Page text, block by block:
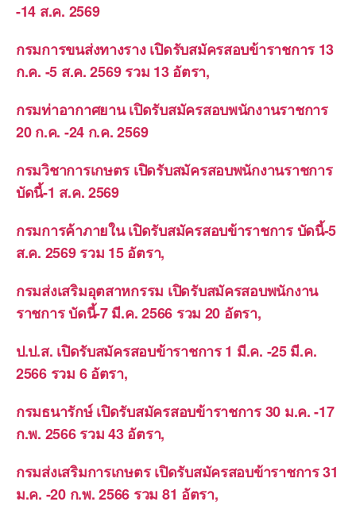
-14 ส.ค. 2569
กรมการขนส่งทางราง เปิดรับสมัครสอบข้าราชการ 13
ก.ค. -5 ส.ค. 2569 รวม 13 อัตรา,
กรมท่าอากาศยาน เปิดรับสมัครสอบพนักงานราชการ
20 ก.ค. -24 ก.ค. 2569
กรมวิชาการเกษตร เปิดรับสมัครสอบพนักงานราชการ
บัดนี้-1 ส.ค. 2569
กรมการค้าภายใน เปิดรับสมัครสอบข้าราชการ บัดนี้-5
ส.ค. 2569 รวม 15 อัตรา,
กรมส่งเสริมอุตสาหกรรม เปิดรับสมัครสอบพนักงาน
ราชการ บัดนี้-7 มี.ค. 2566 รวม 20 อัตรา,
ป.ป.ส. เปิดรับสมัครสอบข้าราชการ 1 มี.ค. -25 มี.ค.
2566 รวม 6 อัตรา,
กรมธนารักษ์ เปิดรับสมัครสอบข้าราชการ 30 ม.ค. -17
ก.พ. 2566 รวม 43 อัตรา,
กรมส่งเสริมการเกษตร เปิดรับสมัครสอบข้าราชการ 31
ม.ค. -20 ก.พ. 2566 รวม 81 อัตรา,